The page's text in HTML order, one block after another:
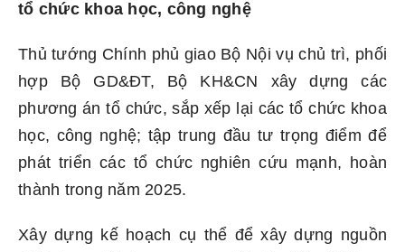
tổ chức khoa học, công nghệ
Thủ tướng Chính phủ giao Bộ Nội vụ chủ trì, phối
hợp Bộ GD&ĐT, Bộ KH&CN xây dựng các
phương án tổ chức, sắp xếp lại các tổ chức khoa
học, công nghệ; tập trung đầu tư trọng điểm để
phát triển các tổ chức nghiên cứu mạnh, hoàn
thành trong năm 2025.
Xây dựng kế hoạch cụ thể để xây dựng nguồn